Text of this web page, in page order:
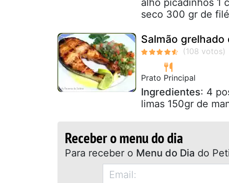
alho picadinhos 1
seco 300 gr de
Salmão grelhado
Prato Principal
Ingredientes: 4
limas 150gr de
Receber o menu do dia
Para receber o Menu do Dia do